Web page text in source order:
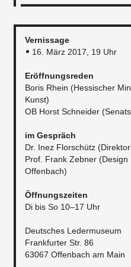
Vernissage
16. März 2017, 19 Uhr
Eröffnungsreden
Boris Rhein (Hessischer
Kunst)
OB Horst Schneider
im Gespräch
Dr. Inez Florschütz
Prof. Frank Zebner
Offenbach)
Öffnungszeiten
Di bis So 10–17 Uhr
Deutsches Ledermuseum
Frankfurter Str. 86
63067 Offenbach am Main